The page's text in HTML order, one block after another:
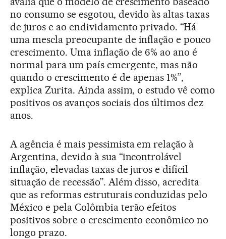
no consumo se esgotou, devido às altas taxas
de juros e ao endividamento privado. “Há
uma mescla preocupante de inflação e pouco
crescimento. Uma inflação de 6% ao ano é
normal para um país emergente, mas não
quando o crescimento é de apenas 1%”,
explica Zurita. Ainda assim, o estudo vê como
positivos os avanços sociais dos últimos dez
anos.
A agência é mais pessimista em relação à
Argentina, devido à sua “incontrolável
inflação, elevadas taxas de juros e difícil
situação de recessão”. Além disso, acredita
que as reformas estruturais conduzidas pelo
México e pela Colômbia terão efeitos
positivos sobre o crescimento econômico no
longo prazo.